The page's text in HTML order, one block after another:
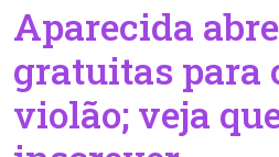
Aparecida
gratuitas para
violão; veja